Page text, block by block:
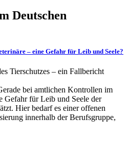
Deutschen
– eine Gefahr für Leib und Seele?
Tierschutzes – ein Fallbericht
bei amtlichen Kontrollen im
Gefahr für Leib und Seele der
Hier bedarf es einer offenen
innerhalb der Berufsgruppe,